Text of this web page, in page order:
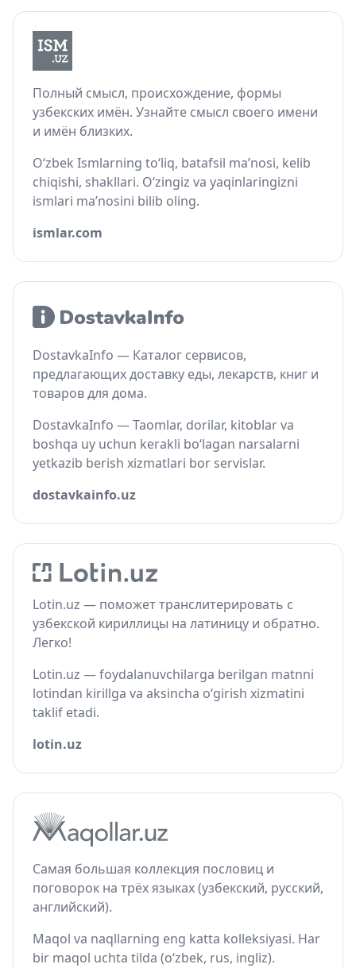
Полный смысл, происхождение, формы
узбекских имён. Узнайте смысл своего имени
и имён близких.
O‘zbek Ismlarning to‘liq, batafsil ma’nosi, kelib
chiqishi, shakllari. O‘zingiz va yaqinlaringizni
ismlari ma’nosini bilib oling.
ismlar.com
DostavkaInfo — Каталог сервисов,
предлагающих доставку еды, лекарств, книг и
товаров для дома.
DostavkaInfo — Taomlar, dorilar, kitoblar va
boshqa uy uchun kerakli bo‘lagan narsalarni
yetkazib berish xizmatlari bor servislar.
dostavkainfo.uz
Lotin.uz — поможет транслитерировать с
узбекской кириллицы на латиницу и обратно.
Легко!
Lotin.uz — foydalanuvchilarga berilgan matnni
lotindan kirillga va aksincha o‘girish xizmatini
taklif etadi.
lotin.uz
Самая большая коллекция пословиц и
поговорок на трёх языках (узбекский, русский,
английский).
Maqol va naqllarning eng katta kolleksiyasi. Har
bir maqol uchta tilda (o‘zbek, rus, ingliz).